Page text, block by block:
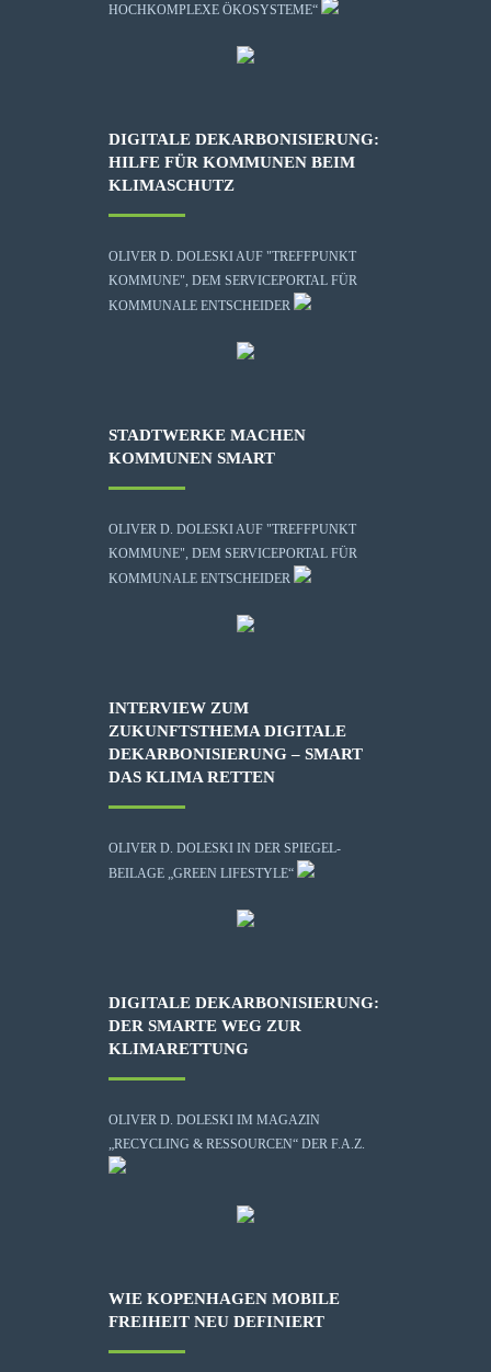
HOCHKOMPLEXE ÖKOSYSTEME“
DIGITALE DEKARBONISIERUNG:
HILFE FÜR KOMMUNEN BEIM
KLIMASCHUTZ
OLIVER D. DOLESKI AUF "TREFFPUNKT
KOMMUNE", DEM SERVICEPORTAL FÜR
KOMMUNALE ENTSCHEIDER
STADTWERKE MACHEN
KOMMUNEN SMART
OLIVER D. DOLESKI AUF "TREFFPUNKT
KOMMUNE", DEM SERVICEPORTAL FÜR
KOMMUNALE ENTSCHEIDER
INTERVIEW ZUM
ZUKUNFTSTHEMA DIGITALE
DEKARBONISIERUNG – SMART
DAS KLIMA RETTEN
OLIVER D. DOLESKI IN DER SPIEGEL-
BEILAGE „GREEN LIFESTYLE“
DIGITALE DEKARBONISIERUNG:
DER SMARTE WEG ZUR
KLIMARETTUNG
OLIVER D. DOLESKI IM MAGAZIN
„RECYCLING & RESSOURCEN“ DER F.A.Z.
WIE KOPENHAGEN MOBILE
FREIHEIT NEU DEFINIERT